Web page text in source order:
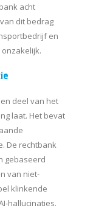
acht
dit bedrag
en
deel van het
laat. Het bevat
De rechtbank
gebaseerd
van niet-
klinkende
hallucinaties.